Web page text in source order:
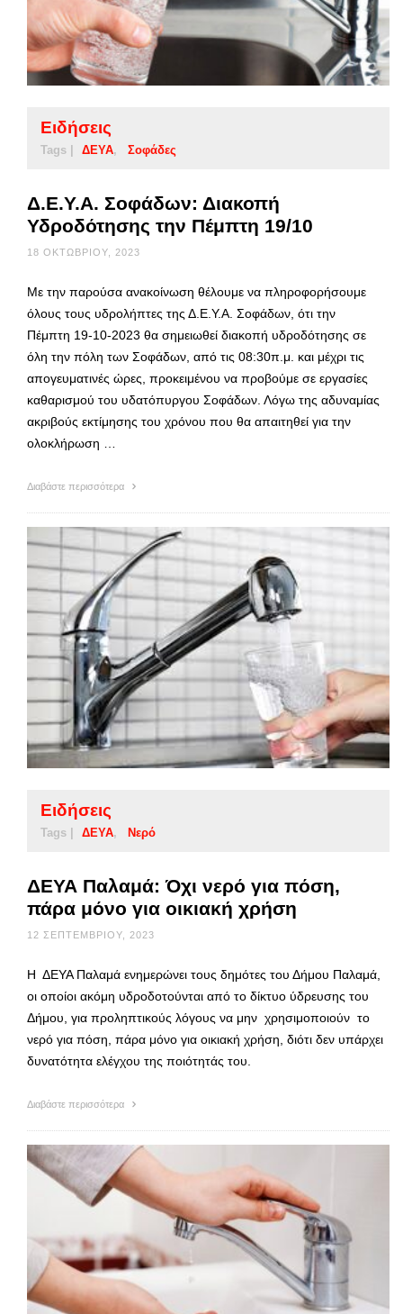
Ειδήσεις
Tags | ΔΕΥΑ Σοφάδες
Δ.Ε.Υ.Α. Σοφάδων: Διακοπή
Υδροδότησης την Πέμπτη 19/10
18 ΟΚΤΩΒΡΊΟΥ, 2023
Με την παρούσα ανακοίνωση θέλουμε να πληροφορήσουμε
όλους τους υδρολήπτες της Δ.Ε.Υ.Α. Σοφάδων, ότι την
Πέμπτη 19-10-2023 θα σημειωθεί διακοπή υδροδότησης σε
όλη την πόλη των Σοφάδων, από τις 08:30π.μ. και μέχρι τις
απογευματινές ώρες, προκειμένου να προβούμε σε εργασίες
καθαρισμού του υδατόπυργου Σοφάδων. Λόγω της αδυναμίας
ακριβούς εκτίμησης του χρόνου που θα απαιτηθεί για την
ολοκλήρωση …
Διαβάστε περισσότερα
Ειδήσεις
Tags | ΔΕΥΑ Νερό
ΔΕΥΑ Παλαμά: Όχι νερό για πόση,
πάρα μόνο για οικιακή χρήση
12 ΣΕΠΤΕΜΒΡΊΟΥ, 2023
Η ΔΕΥΑ Παλαμά ενημερώνει τους δημότες του Δήμου Παλαμά,
οι οποίοι ακόμη υδροδοτούνται από το δίκτυο ύδρευσης του
Δήμου, για προληπτικούς λόγους να μην χρησιμοποιούν το
νερό για πόση, πάρα μόνο για οικιακή χρήση, διότι δεν υπάρχει
δυνατότητα ελέγχου της ποιότητάς του.
Διαβάστε περισσότερα